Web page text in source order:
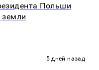
Польши
земли
5 дней назад